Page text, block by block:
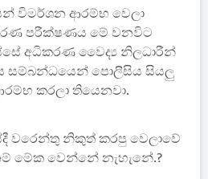
විමර්ශන ආරම්භ වෙලා
පරීක්ෂණය මේ වනවිට
අධිකරණ වෛද්‍ය නිලධාරීන්
සම්බන්ධයෙන් පොලීසිය සියලු
කරලා තියෙනවා.
වරෙන්තු නිකුත් කරපු වෙලාවේ
මේක වෙන්නේ නැහැනේ.?